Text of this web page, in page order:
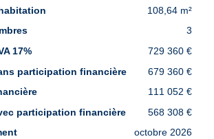
108,64 m²
3
729 360 €
679 360 €
111 052 €
568 308 €
octobre 2026